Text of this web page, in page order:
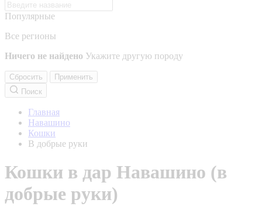
Популярные
Все регионы
Ничего не найдено Укажите другую породу
Сбросить
Применить
Поиск
Главная
Навашино
Кошки
В добрые руки
Кошки в дар Навашино (в
добрые руки)